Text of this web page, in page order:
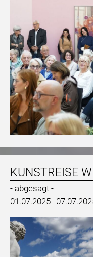
KUNSTREISE
- abgesagt -